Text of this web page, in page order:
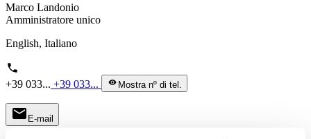
Marco Landonio
Amministratore unico
English, Italiano
phone
+39 033... +39 033... visibility Mostra nº di tel.
mail E-mail